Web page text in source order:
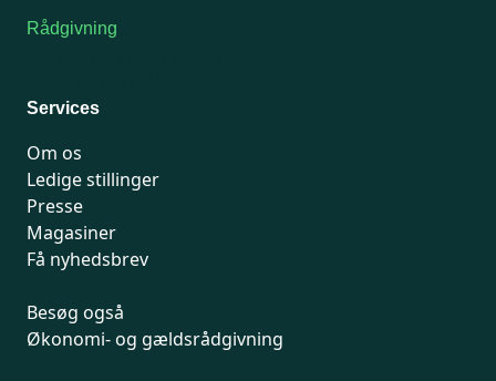
Rådgivning
Services
Om os
Ledige stillinger
Presse
Magasiner
Få nyhedsbrev
Besøg også
Økonomi- og gældsrådgivning